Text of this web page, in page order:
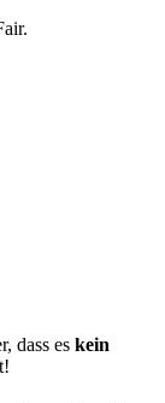
dass es kein